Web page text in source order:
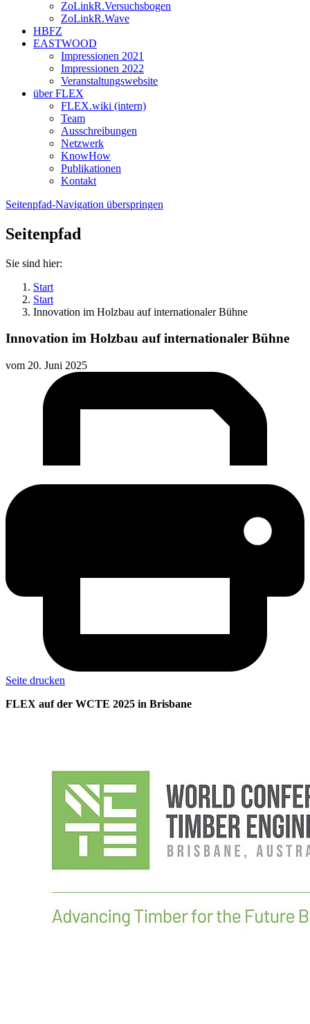
ZoLinkR.Versuchsbogen
ZoLinkR.Wave
HBFZ
EASTWOOD
Impressionen 2021
Impressionen 2022
Veranstaltungswebsite
über FLEX
FLEX.wiki (intern)
Team
Ausschreibungen
Netzwerk
KnowHow
Publikationen
Kontakt
Seitenpfad-Navigation überspringen
Seitenpfad
Sie sind hier:
Start
Start
Innovation im Holzbau auf internationaler Bühne
Innovation im Holzbau auf internationaler Bühne
vom 20. Juni 2025
Seite drucken
FLEX auf der WCTE 2025 in Brisbane